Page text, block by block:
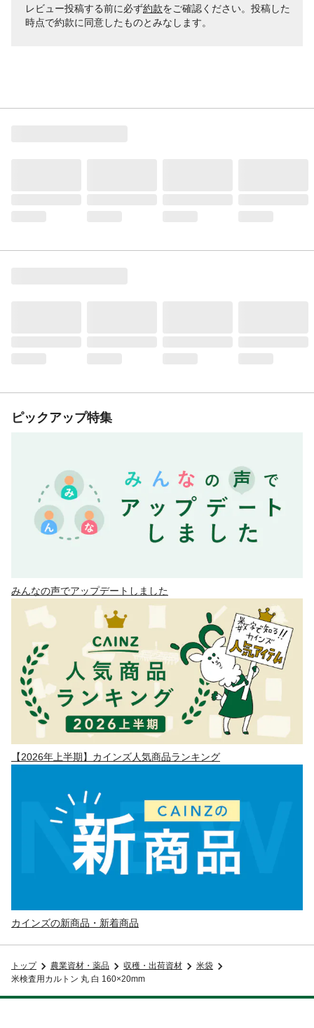
レビュー投稿する前に必ず約款をご確認ください。投稿した
時点で約款に同意したものとみなします。
ピックアップ特集
みんなの声でアップデートしました
【2026年上半期】カインズ人気商品ランキング
カインズの新商品・新着商品
トップ 農業資材・薬品 収穫・出荷資材
米袋
米検査用カルトン 丸 白 160×20mm